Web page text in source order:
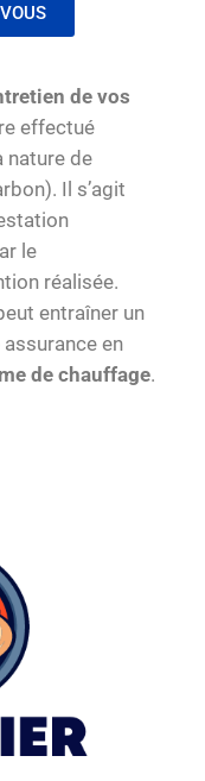
de vos
effectué
nature de
Il s’agit
le
réalisée.
entraîner un
en
de chauffage.